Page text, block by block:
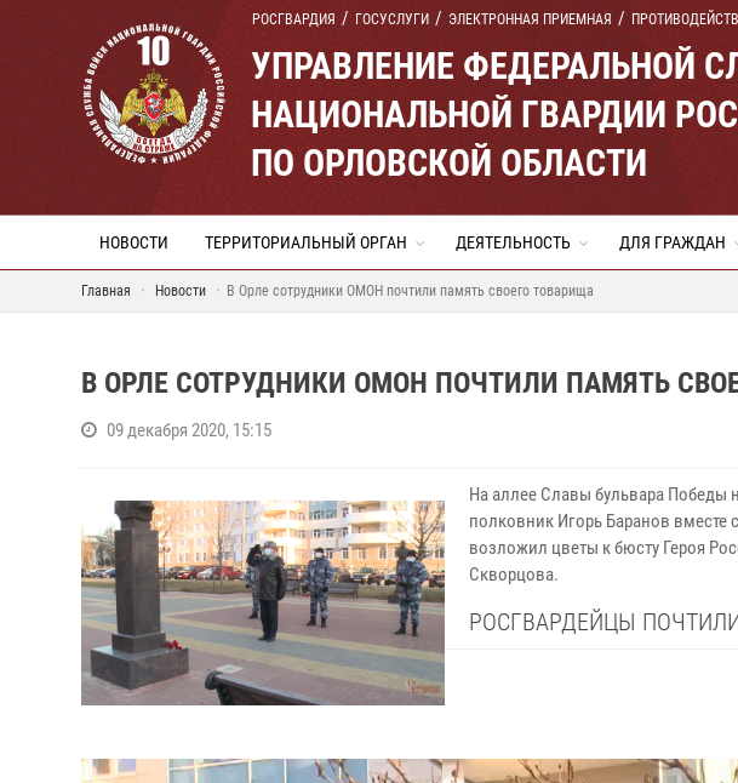
РОСГВАРДИЯ ГОСУСЛУГИ ЭЛЕКТРОННАЯ ПРИЕМНАЯ
УПРАВЛЕНИЕ ФЕДЕРАЛЬНОЙ
НАЦИОНАЛЬНОЙ ГВАРДИИ
ПО ОРЛОВСКОЙ ОБЛАСТИ
НОВОСТИ ТЕРРИТОРИАЛЬНЫЙ ОРГАН ДЕЯТЕЛЬНОСТЬ ДЛЯ ГРАЖДАН
Главная Новости В Орле сотрудники ОМОН почтили память своего товарища
В ОРЛЕ СОТРУДНИКИ ОМОН ПОЧТИЛИ ПАМЯТЬ
09 декабря 2020, 15:15
На аллее Славы бульвара Победы
полковник Игорь Баранов вместе
возложил цветы к бюсту Героя
Скворцова.
РОСГВАРДЕЙЦЫ